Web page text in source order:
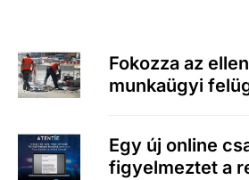
Fokozza az
munkaügyi
Egy új online
figyelmeztet a